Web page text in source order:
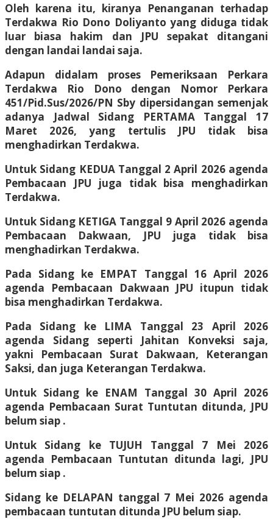
Oleh karena itu, kiranya Penanganan terhadap
Terdakwa Rio Dono Doliyanto yang diduga tidak
luar biasa hakim dan JPU sepakat ditangani
dengan landai landai saja.
Adapun didalam proses Pemeriksaan Perkara
Terdakwa Rio Dono dengan Nomor Perkara
451/Pid.Sus/2026/PN Sby dipersidangan semenjak
adanya Jadwal Sidang PERTAMA Tanggal 17
Maret 2026, yang tertulis JPU tidak bisa
menghadirkan Terdakwa.
Untuk Sidang KEDUA Tanggal 2 April 2026 agenda
Pembacaan JPU juga tidak bisa menghadirkan
Terdakwa.
Untuk Sidang KETIGA Tanggal 9 April 2026 agenda
Pembacaan Dakwaan, JPU juga tidak bisa
menghadirkan Terdakwa.
Pada Sidang ke EMPAT Tanggal 16 April 2026
agenda Pembacaan Dakwaan JPU itupun tidak
bisa menghadirkan Terdakwa.
Pada Sidang ke LIMA Tanggal 23 April 2026
agenda Sidang seperti Jahitan Konveksi saja,
yakni Pembacaan Surat Dakwaan, Keterangan
Saksi, dan juga Keterangan Terdakwa.
Untuk Sidang ke ENAM Tanggal 30 April 2026
agenda Pembacaan Surat Tuntutan ditunda, JPU
belum siap .
Untuk Sidang ke TUJUH Tanggal 7 Mei 2026
agenda Pembacaan Tuntutan ditunda lagi, JPU
belum siap .
Sidang ke DELAPAN tanggal 7 Mei 2026 agenda
pembacaan tuntutan ditunda JPU belum siap.